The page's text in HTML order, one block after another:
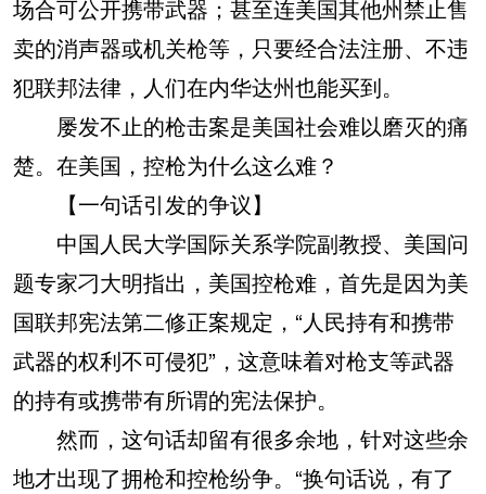
场合可公开携带武器；甚至连美国其他州禁止售
卖的消声器或机关枪等，只要经合法注册、不违
犯联邦法律，人们在内华达州也能买到。
屡发不止的枪击案是美国社会难以磨灭的痛
楚。在美国，控枪为什么这么难？
【一句话引发的争议】
中国人民大学国际关系学院副教授、美国问
题专家刁大明指出，美国控枪难，首先是因为美
国联邦宪法第二修正案规定，“人民持有和携带
武器的权利不可侵犯”，这意味着对枪支等武器
的持有或携带有所谓的宪法保护。
然而，这句话却留有很多余地，针对这些余
地才出现了拥枪和控枪纷争。“换句话说，有了